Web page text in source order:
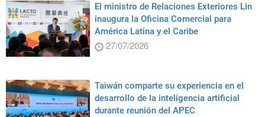
El ministro de Relaciones Exteriores Lin
inaugura la Oficina Comercial para
América Latina y el Caribe
27/07/2026
Taiwán comparte su experiencia en el
desarrollo de la inteligencia artificial
durante reunión del APEC